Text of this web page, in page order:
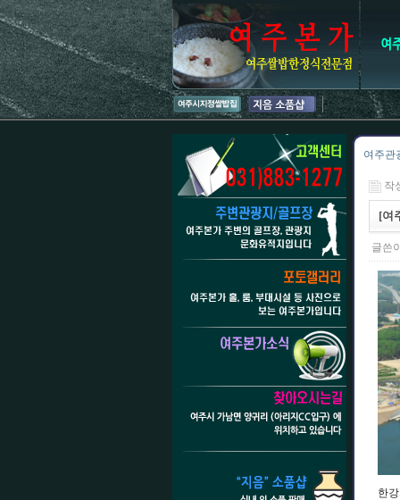
여주관
작
[여
글쓴
한